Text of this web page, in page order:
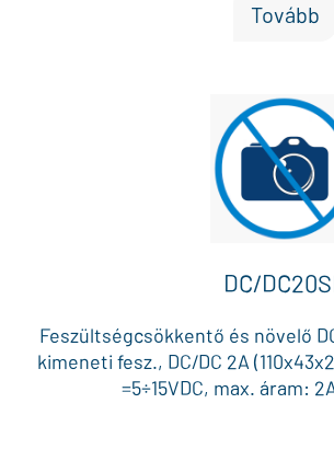
Tovább
DC/
Feszültségcsökkentő és növelő
kimeneti fesz., DC/DC 2A
=5÷15VDC, max. áram: